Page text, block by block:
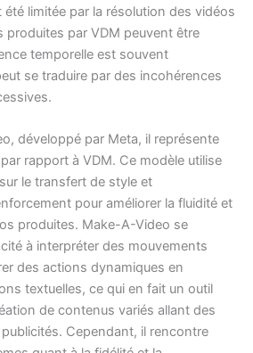
été limitée par la résolution des vidéos
produites par VDM peuvent être
temporelle est souvent
se traduire par des incohérences
développé par Meta, il représente
rapport à VDM. Ce modèle utilise
le transfert de style et
pour améliorer la fluidité et
produites. Make-A-Video se
à interpréter des mouvements
des actions dynamiques en
textuelles, ce qui en fait un outil
de contenus variés allant des
Cependant, il rencontre